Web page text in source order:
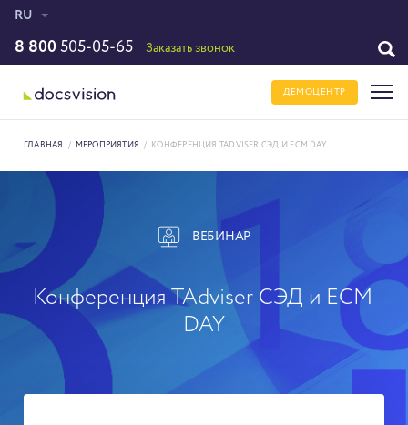
RU
8 800 505-05-65 Заказать звонок
ДЕМОЦЕНТР
ГЛАВНАЯ / МЕРОПРИЯТИЯ / КОНФЕРЕНЦИЯ TADVISER СЭД И ECM DAY
ВЕБИНАР
Конференция TAdviser СЭД и ECM
DAY